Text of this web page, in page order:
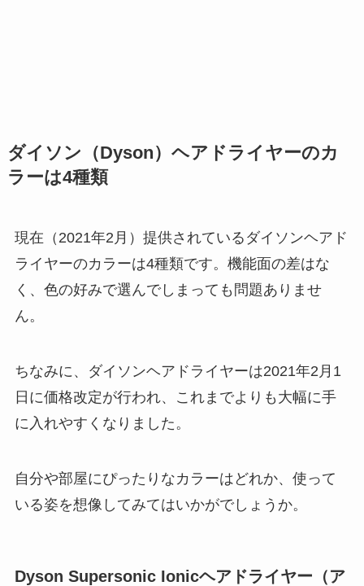
ダイソン（Dyson）ヘアドライヤーのカ
ラーは4種類
現在（2021年2月）提供されているダイソンヘアド
ライヤーのカラーは4種類です。機能面の差はな
く、色の好みで選んでしまっても問題ありませ
ん。
ちなみに、ダイソンヘアドライヤーは2021年2月1
日に価格改定が行われ、これまでよりも大幅に手
に入れやすくなりました。
自分や部屋にぴったりなカラーはどれか、使って
いる姿を想像してみてはいかがでしょうか。
Dyson Supersonic Ionicヘアドライヤー（ア